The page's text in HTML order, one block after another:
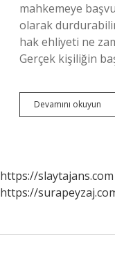
mahkemeye
olarak
hak ehliyeti ne
Gerçek kişiliğin
Devamını okuyun
Sayılı
Ne
https://slaytajans.com
https://